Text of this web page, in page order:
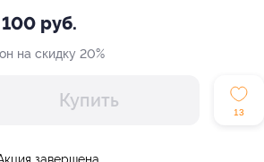
руб.
на скидку 20%
Купить
13